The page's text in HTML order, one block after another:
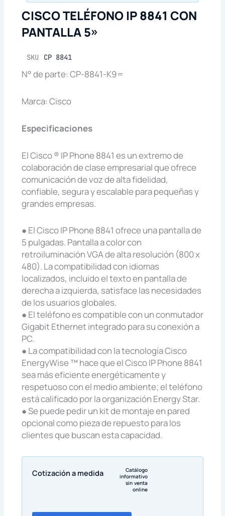
CISCO TELÉFONO IP 8841 CON
PANTALLA 5»
SKU CP 8841
N° de parte: CP-8841-K9=
Marca: Cisco
Especificaciones
El Cisco ® IP Phone 8841 es un extremo de
colaboración de clase empresarial que ofrece
comunicación de voz de alta fidelidad,
confiable, segura y escalable para pequeñas y
grandes empresas.
● El Cisco IP Phone 8841 ofrece una pantalla de
5 pulgadas. Pantalla a color con
retroiluminación VGA de alta resolución (800 x
480). La compatibilidad con idiomas
localizados, incluido el texto en pantalla de
derecha a izquierda, satisface las necesidades
de los usuarios globales.
● El teléfono es compatible con un conmutador
Gigabit Ethernet integrado para su conexión a
PC.
● La compatibilidad con la tecnología Cisco
EnergyWise ™ hace que el Cisco IP Phone 8841
sea más eficiente energéticamente y
respetuoso con el medio ambiente; el teléfono
está calificado por la organización Energy Star.
● Se puede pedir un kit de montaje en pared
opcional como pieza de repuesto para los
clientes que buscan esta capacidad.
Cotización a medida
Catálogo
informativo
sin venta
online